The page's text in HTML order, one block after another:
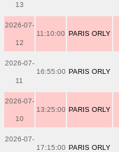
13
2026-07-
12
11:10:00 PARIS ORLY
2026-07-
11
16:55:00 PARIS ORLY
2026-07-
10
13:25:00 PARIS ORLY
2026-07-
17:15:00 PARIS ORLY